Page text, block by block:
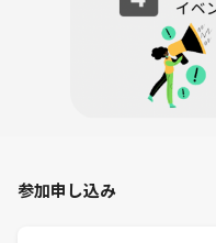
参加申し込み